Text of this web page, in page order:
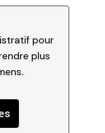
pour
plus